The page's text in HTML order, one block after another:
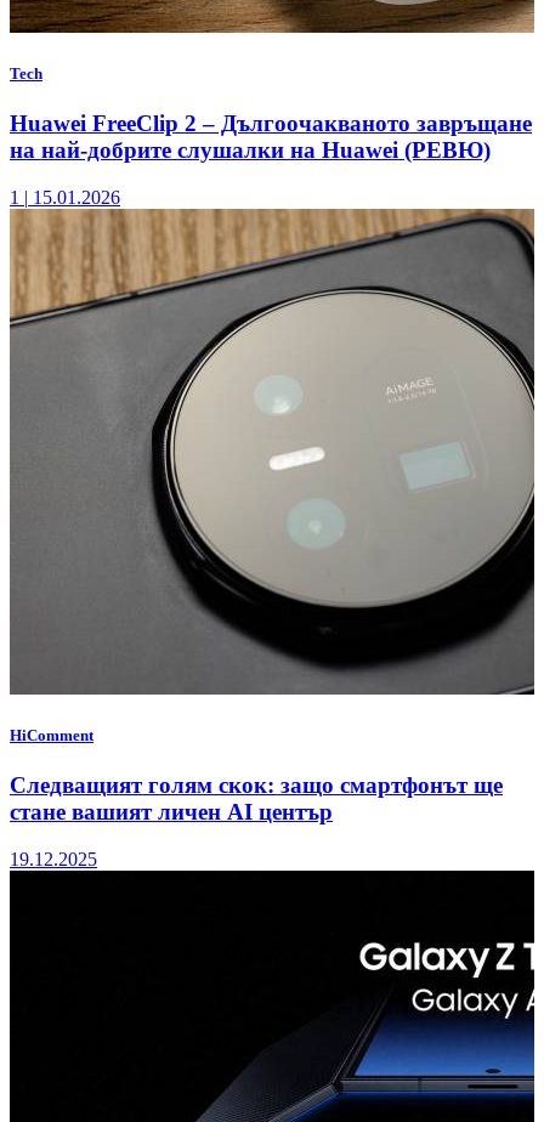
Tech
Huawei FreeClip 2 – Дългоочакваното завръщане
на най-добрите слушалки на Huawei (РЕВЮ)
1 | 15.01.2026
HiComment
Следващият голям скок: защо смартфонът ще
стане вашият личен AI център
19.12.2025